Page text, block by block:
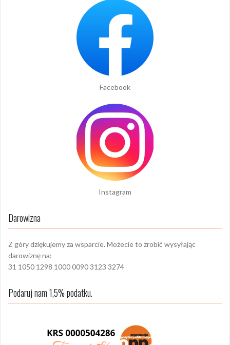
Facebook
Instagram
Darowizna
Z góry dziękujemy za wsparcie. Możecie to zrobić wysyłając
darowiznę na:
31 1050 1298 1000 0090 3123 3274
Podaruj nam 1,5% podatku.